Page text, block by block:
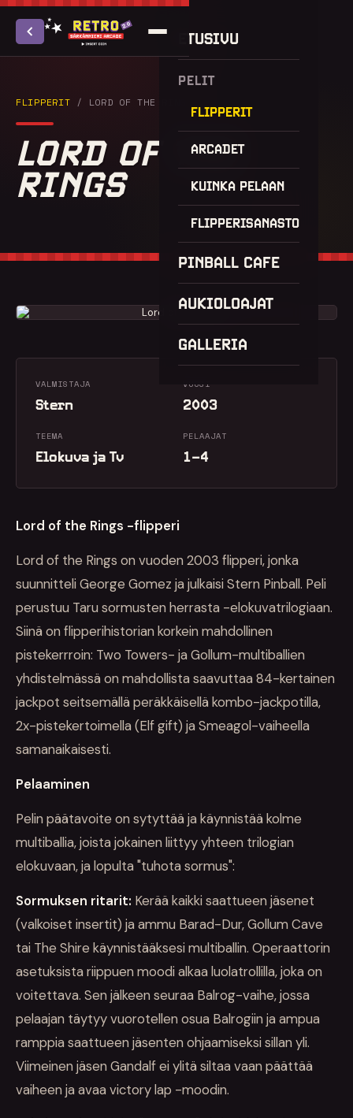
ETUSIVU
PELIT
FLIPPERIT
ARCADET
KUINKA PELAAN
FLIPPERISANASTO
PINBALL CAFE
AUKIOLOAJAT
GALLERIA
FLIPPERIT / LORD OF THE RINGS
LORD OF THE
RINGS
VALMISTAJA
Stern
VUOSI
2003
TEEMA
Elokuva ja Tv
PELAAJAT
1–4
Lord of the Rings -flipperi
Lord of the Rings on vuoden 2003 flipperi, jonka
suunnitteli George Gomez ja julkaisi Stern Pinball. Peli
perustuu Taru sormusten herrasta -elokuvatrilogiaan.
Siinä on flipperihistorian korkein mahdollinen
pistekerrroin: Two Towers- ja Gollum-multiballien
yhdistelmässä on mahdollista saavuttaa 84-kertainen
jackpot seitsemällä peräkkäisellä kombo-jackpotilla,
2x-pistekertoimella (Elf gift) ja Smeagol-vaiheella
samanaikaisesti.
Pelaaminen
Pelin päätavoite on sytyttää ja käynnistää kolme
multiballia, joista jokainen liittyy yhteen trilogian
elokuvaan, ja lopulta "tuhota sormus":
Sormuksen ritarit: Kerää kaikki saattueen jäsenet
(valkoiset insertit) ja ammu Barad-Dur, Gollum Cave
tai The Shire käynnistääksesi multiballin. Operaattorin
asetuksista riippuen moodi alkaa luolatrollilla, joka on
voitettava. Sen jälkeen seuraa Balrog-vaihe, jossa
pelaajan täytyy vuorotellen osua Balrogiin ja ampua
ramppia saattueen jäsenten ohjaamiseksi sillan yli.
Viimeinen jäsen Gandalf ei ylitä siltaa vaan päättää
vaiheen ja avaa victory lap -moodin.